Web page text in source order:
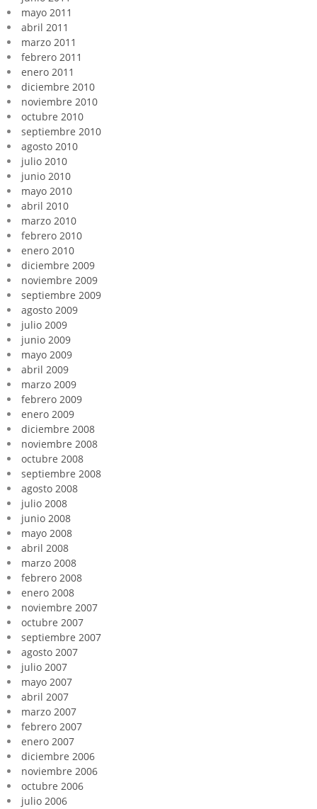
mayo 2011
abril 2011
marzo 2011
febrero 2011
enero 2011
diciembre 2010
noviembre 2010
octubre 2010
septiembre 2010
agosto 2010
julio 2010
junio 2010
mayo 2010
abril 2010
marzo 2010
febrero 2010
enero 2010
diciembre 2009
noviembre 2009
septiembre 2009
agosto 2009
julio 2009
junio 2009
mayo 2009
abril 2009
marzo 2009
febrero 2009
enero 2009
diciembre 2008
noviembre 2008
octubre 2008
septiembre 2008
agosto 2008
julio 2008
junio 2008
mayo 2008
abril 2008
marzo 2008
febrero 2008
enero 2008
noviembre 2007
octubre 2007
septiembre 2007
agosto 2007
julio 2007
mayo 2007
abril 2007
marzo 2007
febrero 2007
enero 2007
diciembre 2006
noviembre 2006
octubre 2006
julio 2006